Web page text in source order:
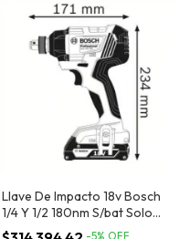
Llave De Impacto 18v Bosch
1/4 Y 1/2 180nm S/bat Solo
Gdx 180-li Bt
-5% OFF